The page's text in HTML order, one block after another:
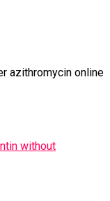
azithromycin online
without